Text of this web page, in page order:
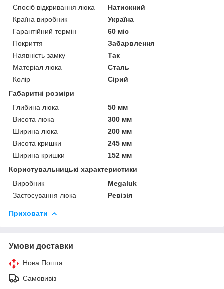
Спосіб відкривання люка
Натискний
Країна виробник
Україна
Гарантійний термін
60 міс
Покриття
Забарвлення
Наявність замку
Так
Матеріал люка
Сталь
Колір
Сірий
Габаритні розміри
Глибина люка
50 мм
Висота люка
300 мм
Ширина люка
200 мм
Висота кришки
245 мм
Ширина кришки
152 мм
Користувальницькі характеристики
Виробник
Megaluk
Застосування люка
Ревізія
Приховати
Умови доставки
Нова Пошта
Самовивіз